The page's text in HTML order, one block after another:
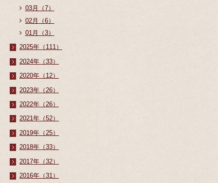
03月（7）
02月（6）
01月（3）
2025年（111）
2024年（33）
2020年（12）
2023年（26）
2022年（26）
2021年（52）
2019年（25）
2018年（33）
2017年（32）
2016年（31）